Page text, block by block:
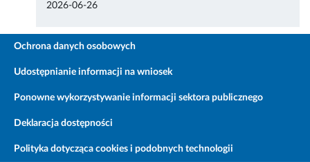
2026-06-26
Ochrona danych osobowych
Udostępnianie informacji na wniosek
Ponowne wykorzystywanie informacji sektora publicznego
Deklaracja dostępności
Polityka dotycząca cookies i podobnych technologii